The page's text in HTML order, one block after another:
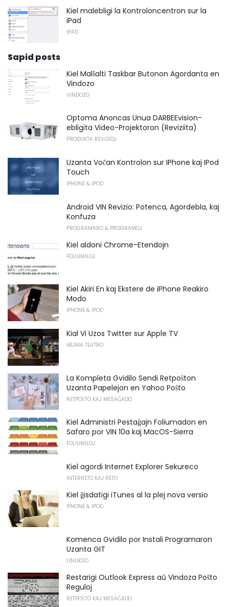
Kiel malebligi la Kontroloncentron sur la
iPad
IPAD
Sapid posts
Kiel Malŝalti Taskbar Butonon Agordanta en
Vindozo
VINDOZO
Optoma Anoncas Unua DARBEEvision-
ebligita Video-Projektoron (Reviziita)
PRODUKTA REVIZIOJ
Uzanta Voĉan Kontrolon sur IPhone kaj IPod
Touch
IPHONE & IPOD
Android VIN Revizio: Potenca, Agordebla, kaj
Konfuza
PROGRAMARO & PROGRAMOJ
Kiel aldoni Chrome-Etendojn
FOLIUMILOJ
Kiel Akiri En kaj Ekstere de iPhone Reakiro
Modo
IPHONE & IPOD
Kial Vi Uzos Twitter sur Apple TV
HEJMA TEATRO
La Kompleta Gvidilo Sendi Retpoŝton
Uzanta Papelejon en Yahoo Poŝto
RETPOŜTO KAJ MESAĜADO
Kiel Administri Pestaĝajn Foliumadon en
Safaro por VIN 10a kaj MacOS-Sierra
FOLIUMILOJ
Kiel agordi Internet Explorer Sekureco
INTERRETO KAJ RETO
Kiel ĝisdatigi iTunes al la plej nova versio
IPHONE & IPOD
Komenca Gvidilo por Instali Programaron
Uzanta GIT
LINUKSO
Restarigi Outlook Express aŭ Vindoza Poŝto
Reguloj
RETPOŜTO KAJ MESAĜADO